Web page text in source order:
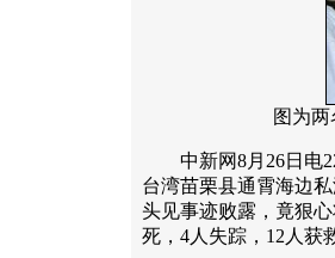
图为
中新网8月26日电22
台湾苗栗县通霄海边
头见事迹败露，竟狠
死，4人失踪，12人获